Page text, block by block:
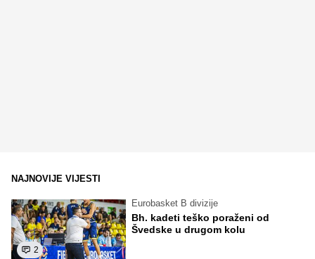
NAJNOVIJE VIJESTI
2
Eurobasket B divizije
Bh. kadeti teško poraženi od
Švedske u drugom kolu